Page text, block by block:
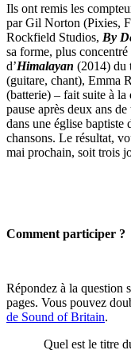
Ils ont remis les
par Gil Norton (Pixies,
Rockfield Studios, By
sa forme, plus
d’Himalayan (2014) du
(guitare, chant), Emma
(batterie) – fait suite à la
pause après deux ans
dans une église baptiste
chansons. Le résultat,
mai prochain, soit trois
Comment participer ?
Répondez à la question
pages. Vous pouvez
de Sound of Britain.
Quel est le titre